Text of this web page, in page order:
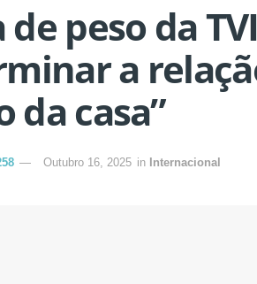
de peso da
a
da casa”
Outubro 16, 2025 in Internacional